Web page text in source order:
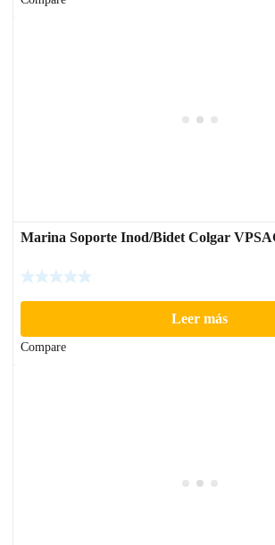
Marina Soporte Inod/Bidet Colgar
Leer más
Compare